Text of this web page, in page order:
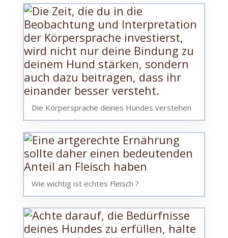
Die Körpersprache deines Hundes verstehen
Wie wichtig ist echtes Fleisch ?